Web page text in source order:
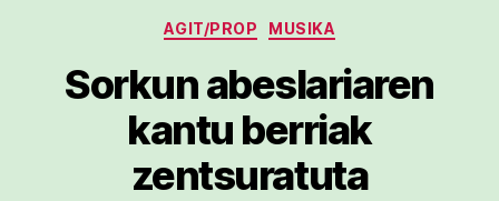
Kategoriak
AGIT/PROP MUSIKA
Sorkun abeslariaren
kantu berriak
zentsuratuta